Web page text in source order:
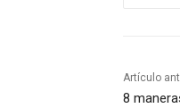
Artículo
8